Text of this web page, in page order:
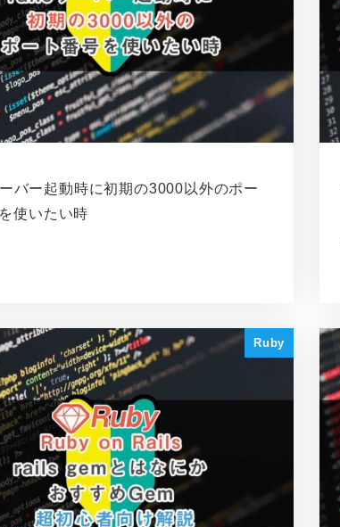
バー起動時に初期の3000以外のポー
使いたい時
Ruby